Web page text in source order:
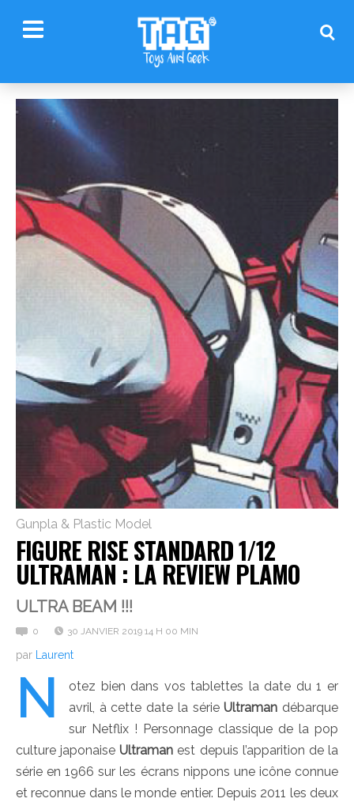
Gunpla & Plastic Model
FIGURE RISE STANDARD 1/12
ULTRAMAN : LA REVIEW PLAMO
ULTRA BEAM !!!
0 30 JANVIER 2019 14 H 00 MIN
par Laurent
N
otez bien dans vos tablettes la date du 1 er
avril, à cette date la sérieUltraman débarque
sur Netflix ! Personnage classique de la pop
culture japonaiseUltraman est depuis l’apparition de la
série en 1966 sur les écrans nippons une icône connue
et reconnue dans le monde entier. Depuis 2011 les deux